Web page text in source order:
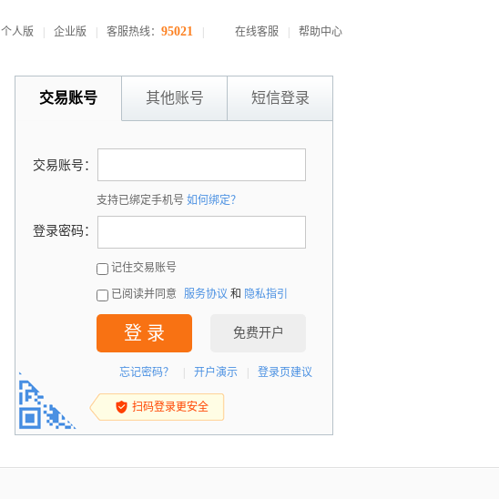
个人版 企业版 客服热线： 95021 在线客服 帮助中心
交易账号 其他账号 短信登录
交易账号：
支持已绑定手机号 如何绑定？
登录密码：
记住交易账号
已阅读并同意 服务协议 和 隐私指引
登 录 免费开户
忘记密码？ 开户演示 登录页建议
扫码登录更安全